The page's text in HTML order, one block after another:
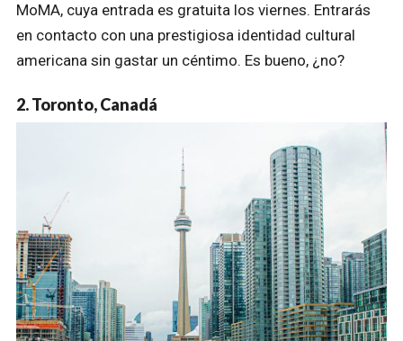
MoMA, cuya entrada es gratuita los viernes. Entrarás
en contacto con una prestigiosa identidad cultural
americana sin gastar un céntimo. Es bueno, ¿no?
2. Toronto, Canadá